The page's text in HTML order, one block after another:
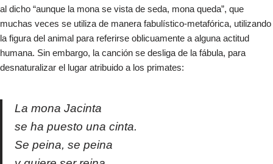
al dicho “aunque la mona se vista de seda, mona queda”, que
muchas veces se utiliza de manera fabulístico-metafórica, utilizando
la figura del animal para referirse oblicuamente a alguna actitud
humana. Sin embargo, la canción se desliga de la fábula, para
desnaturalizar el lugar atribuido a los primates:
La mona Jacinta
se ha puesto una cinta.
Se peina, se peina